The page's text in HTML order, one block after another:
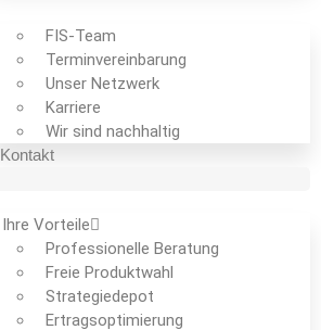
FIS-Team
Termin­verein­barung
Unser Netzwerk
Karriere
Wir sind nachhaltig
Kontakt
Ihre Vorteile
Professionelle Beratung
Freie Produktwahl
Strategiedepot
Ertrags­optimierung